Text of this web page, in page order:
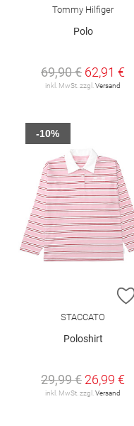
Tommy Hilfiger
Polo
69,90 € 62,91 €
inkl. MwSt. zzgl. Versand
STACCATO
Poloshirt
29,99 € 26,99 €
inkl. MwSt. zzgl. Versand
-10%